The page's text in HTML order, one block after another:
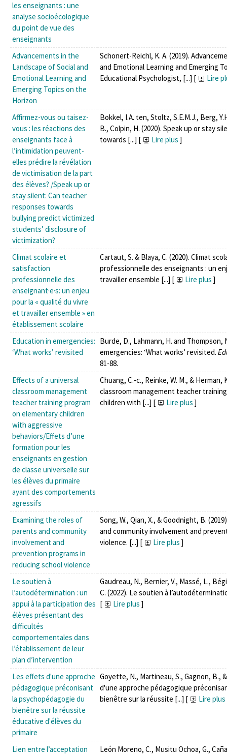
les enseignants : une
analyse socioécologique
du point de vue des
enseignants
Advancements in the
Landscape of Social and
Emotional Learning and
Emerging Topics on the
Horizon
Schonert-Reichl, K. A. (2019).
and Emotional Learning and Emerging
Educational Psychologist, [...] [ Lire
Affirmez-vous ou taisez-
vous : les réactions des
enseignants face à
l’intimidation peuvent-
elles prédire la révélation
de victimisation de la part
des élèves? /Speak up or
stay silent: Can teacher
responses towards
bullying predict victimized
students’ disclosure of
victimization?
Bokkel, I.A. ten, Stoltz, S.E.M.J., Berg,
B., Colpin, H. (2020). Speak up or stay
towards [...] [ Lire plus ]
Climat scolaire et
satisfaction
professionnelle des
enseignant·e·s: un enjeu
pour la « qualité du vivre
et travailler ensemble » en
établissement scolaire
Cartaut, S. & Blaya, C. (2020). Climat
professionnelle des enseignants : un
travailler ensemble [...] [ Lire plus ]
Education in emergencies:
‘What works’ revisited
Burde, D., Lahmann, H. and Thompson,
emergencies: ‘What works’ revisited.
81-88.
Effects of a universal
classroom management
teacher training program
on elementary children
with aggressive
behaviors/Effets d’une
formation pour les
enseignants en gestion
de classe universelle sur
les élèves du primaire
ayant des comportements
agressifs
Chuang, C.-c., Reinke, W. M., &
classroom management teacher
children with [...] [ Lire plus ]
Examining the roles of
parents and community
involvement and
prevention programs in
reducing school violence
Song, W., Qian, X., & Goodnight, B.
and community involvement and
violence. [...] [ Lire plus ]
Le soutien à
l’autodétermination : un
appui à la participation des
élèves présentant des
difficultés
comportementales dans
l’établissement de leur
plan d’intervention
Gaudreau, N., Bernier, V., Massé, L.,
C. (2022). Le soutien à
[
Lire plus ]
Les effets d'une approche
pédagogique préconisant
la psychopédagogie du
bienêtre sur la réussite
éducative d'élèves du
primaire
Goyette, N., Martineau, S., Gagnon, B.,
d'une approche pédagogique
bienêtre sur la réussite [...] [ Lire plus
Lien entre l’acceptation
León Moreno, C., Musitu Ochoa, G.,